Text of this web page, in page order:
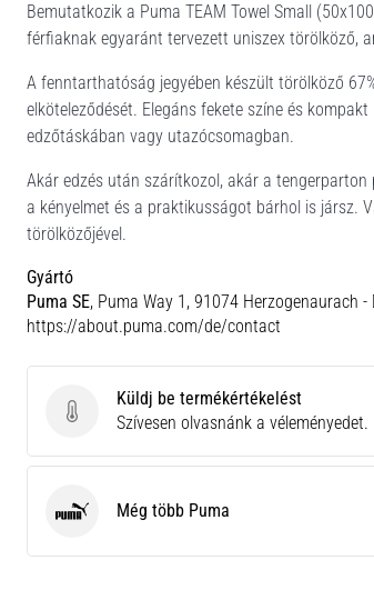
Bemutatkozik a Puma TEAM Towel Small
férfiaknak egyaránt tervezett uniszex törölköző,
A fenntarthatóság jegyében készült törölköző
elköteleződését. Elegáns fekete színe és
edzőtáskában vagy utazócsomagban.
Akár edzés után szárítkozol, akár a tengerparton
a kényelmet és a praktikusságot bárhol is jársz.
törölközőjével.
Gyártó
Puma SE, Puma Way 1, 91074 Herzogenaurach -
https://about.puma.com/de/contact
Küldj be termékértékelést
Küldj be termékértékelést
Szívesen olvasnánk a véleményedet.
Puma Még több Puma